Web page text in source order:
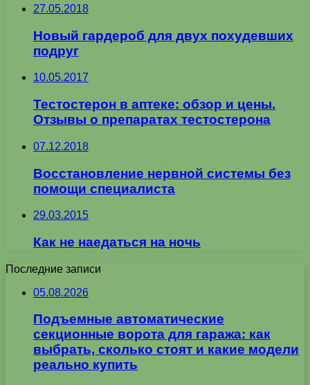
27.05.2018
Новый гардероб для двух похудевших
подруг
10.05.2017
Тестостерон в аптеке: обзор и цены.
Отзывы о препаратах тестостерона
07.12.2018
Восстановление нервной системы без
помощи специалиста
29.03.2015
Как не наедаться на ночь
Последние записи
05.08.2026
Подъемные автоматические
секционные ворота для гаража: как
выбрать, сколько стоят и какие модели
реально купить